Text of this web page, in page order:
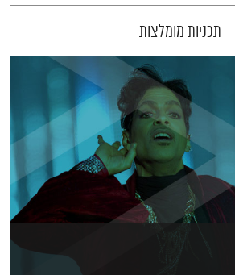
תכניות מומלצות